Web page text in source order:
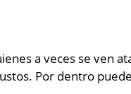
a veces se ven
Por dentro